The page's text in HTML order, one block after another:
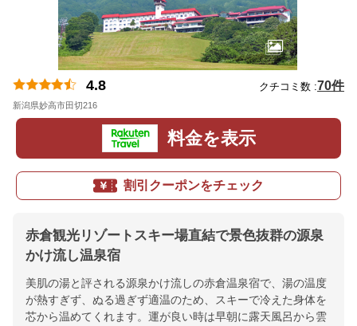
4.8 クチコミ数 :70件
新潟県妙高市田切216
料金を表示
割引クーポンをチェック
赤倉観光リゾートスキー場直結で景色抜群の源泉
かけ流し温泉宿
美肌の湯と評される源泉かけ流しの赤倉温泉宿で、湯の温度
が熱すぎず、ぬる過ぎず適温のため、スキーで冷えた身体を
芯から温めてくれます。運が良い時は早朝に露天風呂から雲